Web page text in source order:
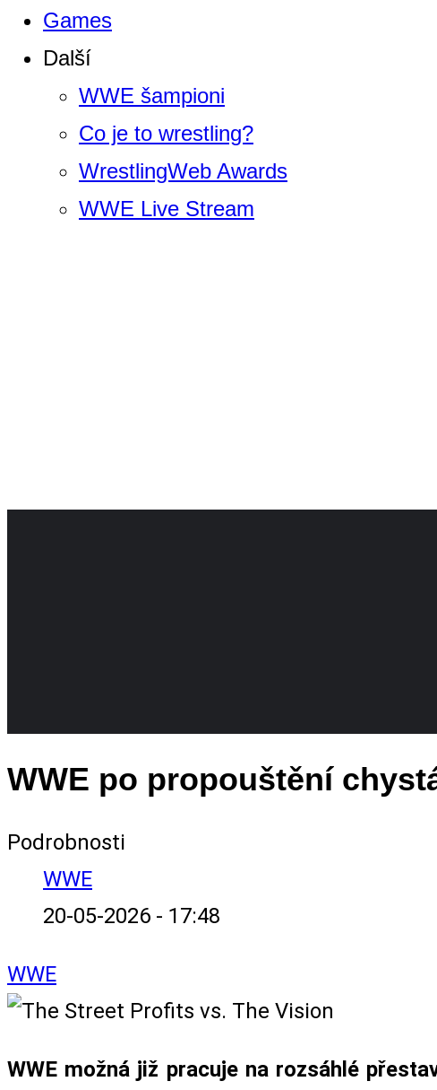
Games
Další
WWE šampioni
Co je to wrestling?
WrestlingWeb Awards
WWE Live Stream
WWE po propouštění
Podrobnosti
WWE
20-05-2026 - 17:48
WWE
WWE možná již pracuje na rozsáhlé